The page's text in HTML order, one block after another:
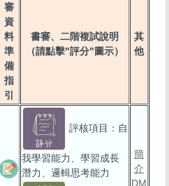
審
資
料
準
備
指
引
書審、二階複試說明
（請點擊"評分"圖示）
其
他
評核項目：自
我學習能力、學習成長
潛力、邏輯思考能力
簡
介
DM